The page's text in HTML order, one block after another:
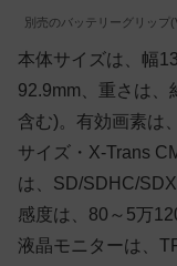
別売のバッテリーグリップ
本体サイズは、幅
92.9mm、重さは、
含む)。有効画素は
サイズ・X-Trans
は、SD/SDHC/
感度は、80～5万
液晶モニターは、